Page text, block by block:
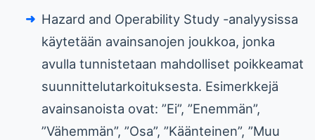
Hazard and Operability Study -analyysissa
käytetään avainsanojen joukkoa, jonka
avulla tunnistetaan mahdolliset poikkeamat
suunnittelutarkoituksesta. Esimerkkejä
avainsanoista ovat: ”Ei”, ”Enemmän”,
”Vähemmän”, ”Osa”, ”Käänteinen”, ”Muu